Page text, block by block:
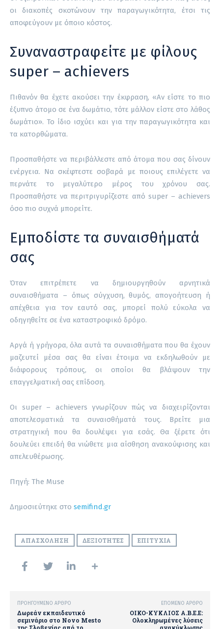
οι διακοπές σκοτώνουν την παραγωγικότητα, έτσι τις
αποφεύγουν με όποιο κόστος.
Συναναστραφείτε με φίλους
super – achievers
Πιθανόν θα έχετε ακούσει την έκφραση, «Αν είστε το πιο
έξυπνο άτομο σε ένα δωμάτιο, τότε μάλλον είστε στο λάθος
δωμάτιο». Το ίδιο ισχύει και για την παραγωγικότητα και
τα κατορθώματα.
Προσπαθήστε να περιβάλλεστε από άτομα που σας δίνουν
ενέργεια. Να σκέφτεστε σοβαρά με ποιους επιλέγετε να
περνάτε το μεγαλύτερο μέρος του χρόνου σας.
Προσπαθήστε να περιτριγυρίζεστε από super – achievers
όσο πιο συχνά μπορείτε.
Εμποδίστε τα συναισθήματά
σας
Όταν επιτρέπετε να δημιουργηθούν αρνητικά
συναισθήματα – όπως σύγχυση, θυμός, απογοήτευση ή
απέχθεια για τον εαυτό σας, μπορεί πολύ εύκολα να
οδηγηθείτε σε ένα καταστροφικό δρόμο.
Αργά ή γρήγορα, όλα αυτά τα συναισθήματα που θα έχουν
μαζευτεί μέσα σας θα είναι έτοιμα να εκδηλωθούν με
διάφορους τρόπους, οι οποίοι θα βλάψουν την
επαγγελματική σας επίδοση.
Οι super – achievers γνωρίζουν πώς να διαχειρίζονται
αποτελεσματικά τα συναισθήματά τους. Βρείτε μια
στρατηγική που θα δουλέψει για εσάς. Θα ξέρετε ότι
δουλεύει επειδή θα νιώθετε μια αίσθηση ανακούφισης και
απελευθέρωσης.
Πηγή: The Muse
Δημοσιεύτηκε στο semifind.gr
ΑΠΑΣΧΌΛΗΣΗ ΔΕΞΙΌΤΗΤΕΣ ΕΠΙΤΥΧΊΑ
ΠΡΟΗΓΟΎΜΕΝΟ ΆΡΘΡΟ
Δωρεάν εκπαιδευτικό
σεμινάριο στο Novo Mesto
ΕΠΌΜΕΝΟ ΆΡΘΡΟ
ΟΙΚΟ-ΚΥΚΛΙΟΣ Α.Β.Ε.Ε:
Ολοκληρωμένες λύσεις